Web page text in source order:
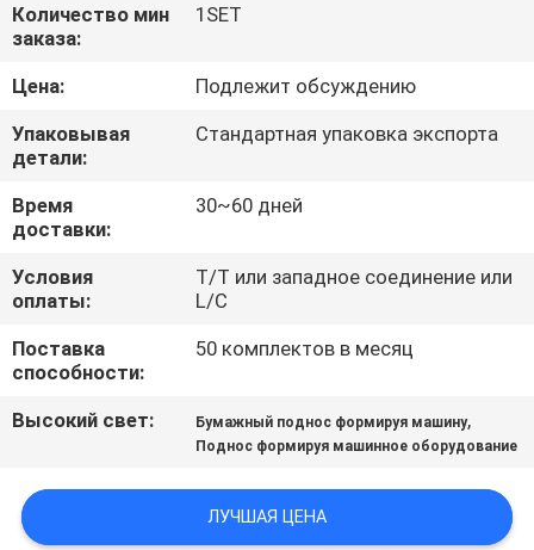
ПУТЕШЕСТВИЕ
ФАБРИКИ
ПРОВЕРКА
КАЧЕСТВА
СВЯЖИТЕСЬ
МЫ
НОВОСТИ
САЙТА
Количество мин
заказа:
1SET
Цена:
Подлежит обсуждению
Упаковывая
детали:
Стандартная упаковка экспорта
Время
доставки:
30~60 дней
Условия
оплаты:
T/T или западное соединение или
L/C
Поставка
способности:
50 комплектов в месяц
Высокий свет: Бумажный поднос формируя машину,
Поднос формируя машинное оборудование
ЛУЧШАЯ ЦЕНА